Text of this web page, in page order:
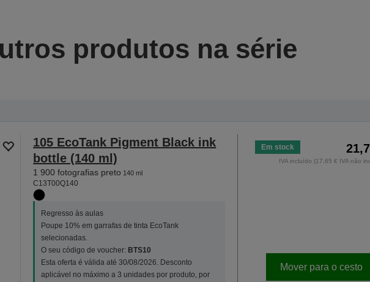
produtos na série
105 EcoTank Pigment Black ink
bottle (140 ml)
1 900 fotografias preto 140 ml
C13T00Q140
Regresso às aulas
Poupe 10% em garrafas de tinta EcoTank
selecionadas.
O seu código de voucher: BTS10
Esta oferta é válida até 30/08/2026. Desconto
aplicável no máximo a 3 unidades por produto, por
Em stock
IVA incluído (17,65 € IVA não
Mover para o cesto